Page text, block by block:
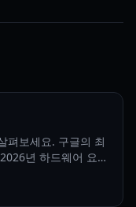
펴보세요. 구글의 최
년 하드웨어 요구